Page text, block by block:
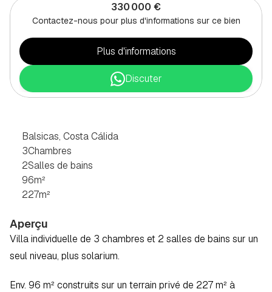
330 000 €
Contactez-nous pour plus d'informations sur ce bien
Plus d'informations
Discuter
Balsicas, Costa Cálida
3Chambres
2Salles de bains
96m²
227m²
Aperçu
Villa individuelle de 3 chambres et 2 salles de bains sur un
seul niveau, plus solarium.
Env. 96 m² construits sur un terrain privé de 227 m² à